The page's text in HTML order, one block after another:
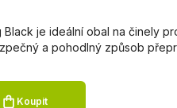
Black je ideální obal na činely
a pohodlný způsob
Koupit